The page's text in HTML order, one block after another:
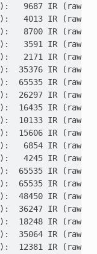
9687 IR
4013 IR
8700 IR
3591 IR
2171 IR
35376 IR
65535 IR
26297 IR
16435 IR
10133 IR
15606 IR
6854 IR
4245 IR
65535 IR
65535 IR
48450 IR
36247 IR
18248 IR
35064 IR
12381 IR